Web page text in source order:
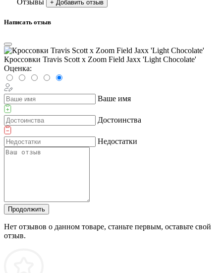
Отзывы
+ Добавить отзыв
Написать отзыв
Кроссовки Travis Scott x Zoom Field Jaxx 'Light Chocolate'
Оценка:
Ваше имя
Достоинства
Недостатки
Продолжить
Нет отзывов о данном товаре, станьте первым, оставьте свой
отзыв.